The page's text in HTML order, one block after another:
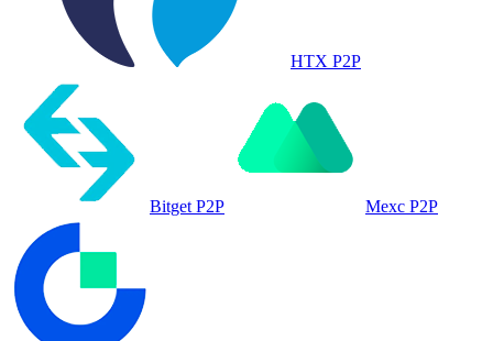
HTX P2P
Bitget P2P Mexc P2P